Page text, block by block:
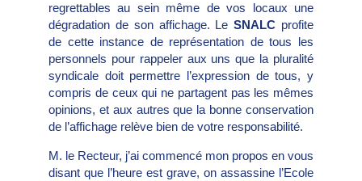
regrettables au sein même de vos locaux une
dégradation de son affichage. LeSNALC profite
de cette instance de représentation de tous les
personnels pour rappeler aux uns que la pluralité
syndicale doit permettre l’expression de tous, y
compris de ceux qui ne partagent pas les mêmes
opinions, et aux autres que la bonne conservation
de l’affichage relève bien de votre responsabilité.
M. le Recteur, j’ai commencé mon propos en vous
disant que l’heure est grave, on assassine l’Ecole